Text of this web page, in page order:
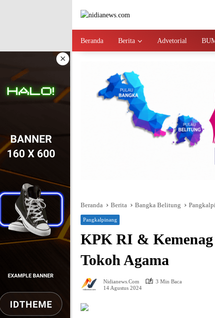
Beranda Berita Advetorial
×
Beranda Berita Bangka Belitung
Pangkalpinang
KPK RI &
Tokoh Agama
Nidianews.com
3 Min Baca
14 Agustus 2024